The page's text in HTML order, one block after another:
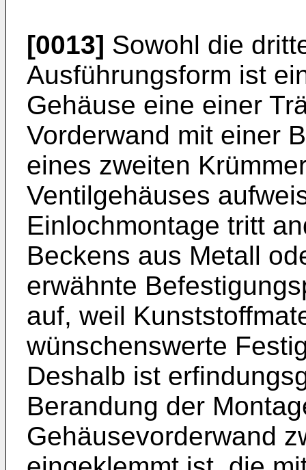
[0013] Sowohl die
Ausführungsform ist
Gehäuse eine einer
Vorderwand mit einer
eines zweiten
Ventilgehäuses
Einlochmontage tritt
Beckens aus Metall
erwähnte
auf, weil
wünschenswerte
Deshalb ist
Berandung der
Gehäusevorderwand